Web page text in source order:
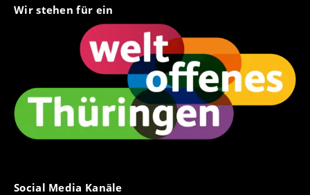
Wir stehen für ein
Social Media Kanäle